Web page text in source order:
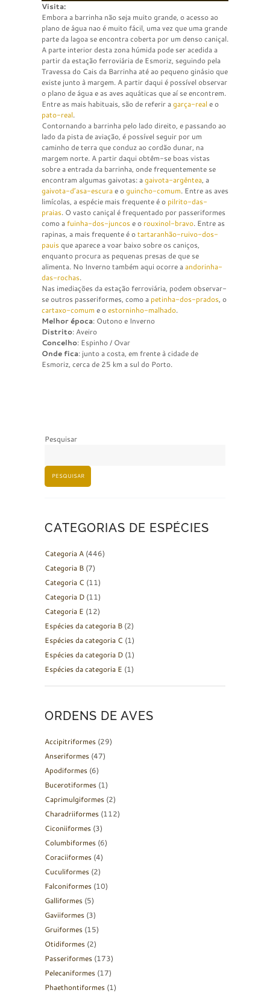
Visita:
Embora a barrinha não seja muito grande, o acesso ao
plano de água nao é muito fácil, uma vez que uma grande
parte da lagoa se encontra coberta por um denso caniçal.
A parte interior desta zona húmida pode ser acedida a
partir da estação ferroviária de Esmoriz, seguindo pela
Travessa do Cais da Barrinha até ao pequeno ginásio que
existe junto à margem. A partir daqui é possível observar
o plano de água e as aves aquáticas que aí se encontrem.
Entre as mais habituais, são de referir agarça-reale o
pato-real.
Contornando a barrinha pelo lado direito, e passando ao
lado da pista de aviação, é possível seguir por um
caminho de terra que conduz ao cordão dunar, na
margem norte. A partir daqui obtêm-se boas vistas
sobre a entrada da barrinha, onde frequentemente se
encontram algumas gaivotas: agaivota-argêntea, a
gaivota-d’asa-escurae oguincho-comum. Entre as aves
limícolas, a espécie mais frequente é o pilrito-das-
praias. O vasto caniçal é frequentado por passeriformes
como afuinha-dos-juncose o rouxinol-bravo. Entre as
rapinas, a mais frequente é otartaranhão-ruivo-dos-
pauisque aparece a voar baixo sobre os caniços,
enquanto procura as pequenas presas de que se
alimenta. No Inverno também aqui ocorre aandorinha-
das-rochas.
Nas imediações da estação ferroviária, podem observar-
se outros passeriformes, como a petinha-dos-prados, o
cartaxo-comum e oestorninho-malhado.
Melhor época: Outono e Inverno
Distrito: Aveiro
Concelho: Espinho / Ovar
Onde fica: junto a costa, em frente à cidade de
Esmoriz, cerca de 25 km a sul do Porto.
Pesquisar
PESQUISAR
CATEGORIAS DE ESPÉCIES
Categoria A (446)
Categoria B (7)
Categoria C (11)
Categoria D (11)
Categoria E (12)
Espécies da categoria B (2)
Espécies da categoria C (1)
Espécies da categoria D (1)
Espécies da categoria E (1)
ORDENS DE AVES
Accipitriformes (29)
Anseriformes (47)
Apodiformes (6)
Bucerotiformes (1)
Caprimulgiformes (2)
Charadriiformes (112)
Ciconiiformes (3)
Columbiformes (6)
Coraciiformes (4)
Cuculiformes (2)
Falconiformes (10)
Galliformes (5)
Gaviiformes (3)
Gruiformes (15)
Otidiformes (2)
Passeriformes (173)
Pelecaniformes (17)
Phaethontiformes (1)